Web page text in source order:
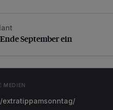
September ein
September ein
MEDIEN